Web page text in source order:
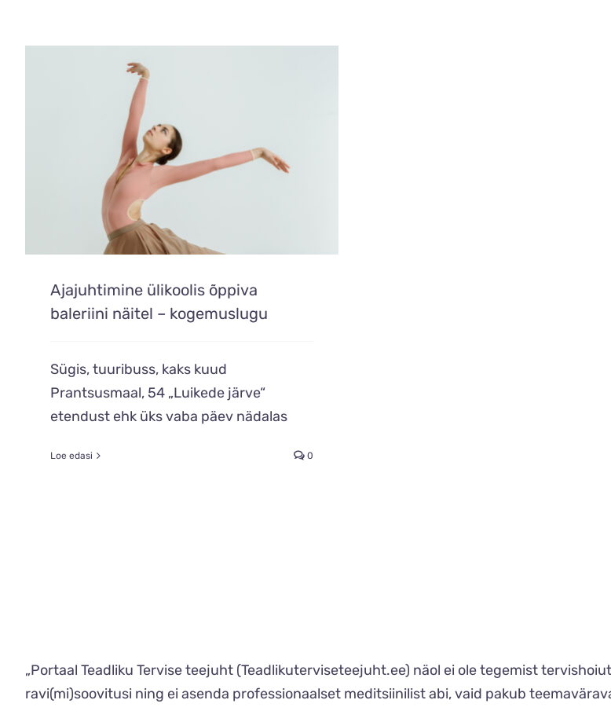
Ajajuhtimine ülikoolis õppiva
baleriini näitel – kogemuslugu
Sügis, tuuribuss, kaks kuud
Prantsusmaal, 54 „Luikede järve“
etendust ehk üks vaba päev nädalas
Loe edasi 0
„Portaal Teadliku Tervise teejuht (Teadlikuterviseteejuht.ee) näol ei ole tegemist
ravi(mi)soovitusi ning ei asenda professionaalset meditsiinilist abi, vaid pakub